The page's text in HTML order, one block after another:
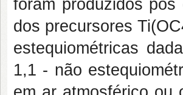
foram produzidos
dos precursores
estequiométricas
1,1 - não